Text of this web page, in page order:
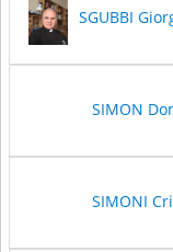
SGUBBI
SIMON
SIMONI